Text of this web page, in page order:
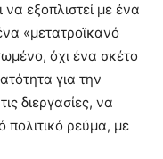
εξοπλιστεί με ένα
«μετατροϊκανό
όχι ένα σκέτο
για την
διεργασίες, να
πολιτικό ρεύμα, με